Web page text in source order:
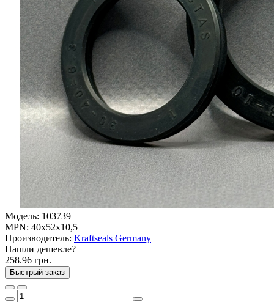
Модель: 103739
MPN: 40x52x10,5
Производитель: Kraftseals Germany
Нашли дешевле?
258.96 грн.
Быстрый заказ